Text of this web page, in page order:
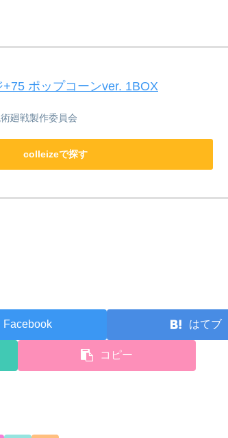
ポップコーンver. 1BOX
廻戦製作委員会
colleizeで探す
Facebook はてブ
コピー